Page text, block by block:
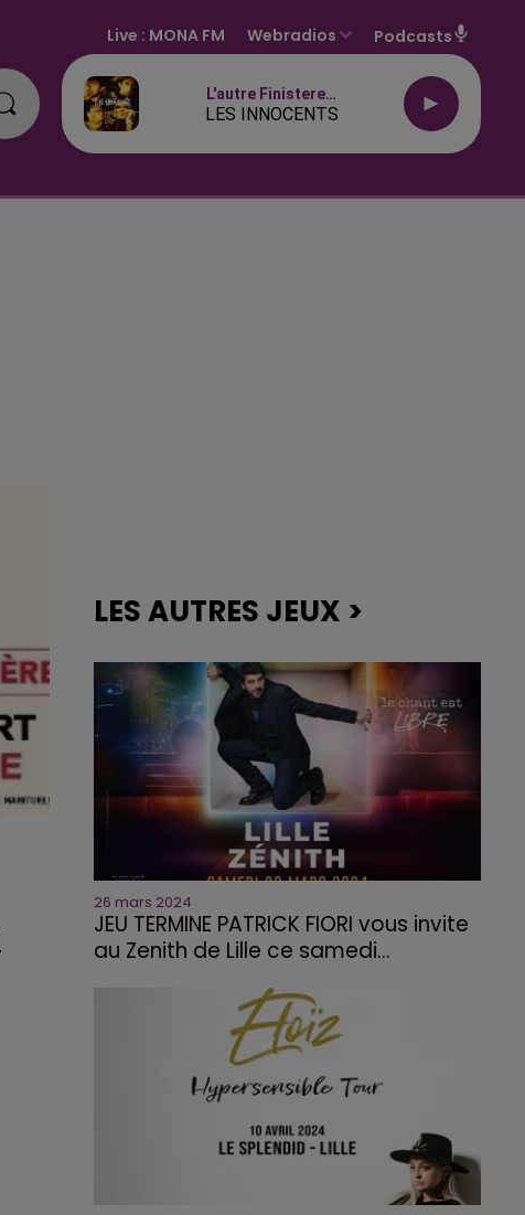
Live : MONA FM Webradios Podcasts
L'autre Finistere…
LES INNOCENTS
LES AUTRES JEUX >
26 mars 2024
JEU TERMINE PATRICK FIORI vous invite
au Zenith de Lille ce samedi...